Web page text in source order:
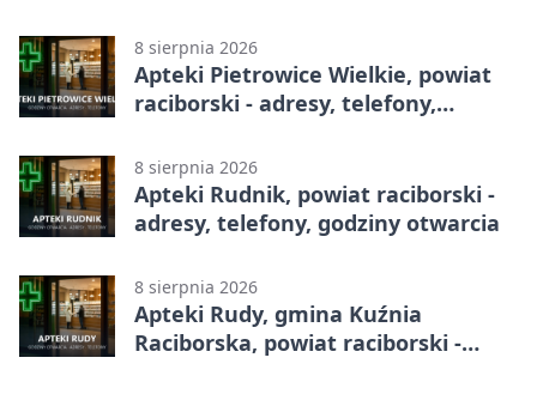
8 sierpnia 2026
Apteki Pietrowice Wielkie, powiat
raciborski - adresy, telefony,
8 sierpnia 2026
Apteki Rudnik, powiat raciborski -
adresy, telefony, godziny otwarcia
8 sierpnia 2026
Apteki Rudy, gmina Kuźnia
Raciborska, powiat raciborski -